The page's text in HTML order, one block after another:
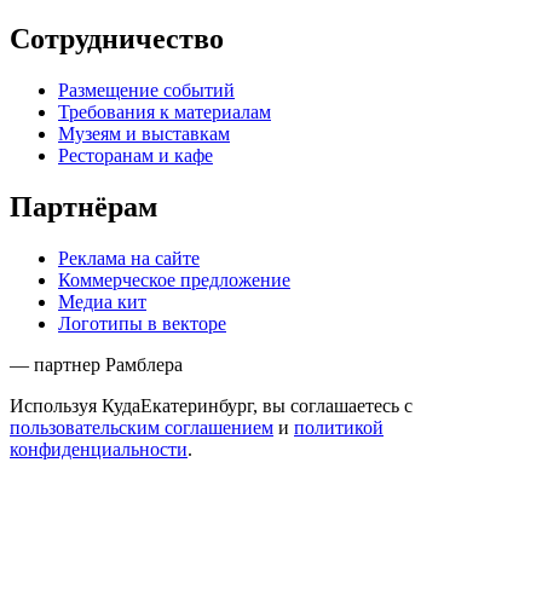
Сотрудничество
Размещение событий
Требования к материалам
Музеям и выставкам
Ресторанам и кафе
Партнёрам
Реклама на сайте
Коммерческое предложение
Медиа кит
Логотипы в векторе
— партнер Рамблера
Используя КудаЕкатеринбург, вы соглашаетесь с
пользовательским соглашением и политикой
конфиденциальности.